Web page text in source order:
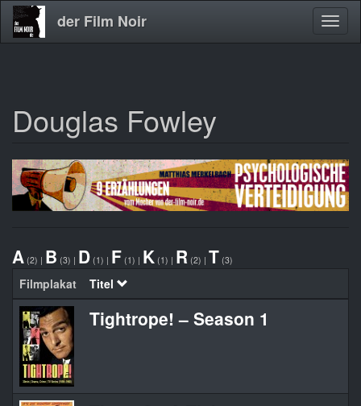
Direkt
zum
der Film Noir
Douglas Fowley
A (2) | B (3) | D (1) | F (1) | K (1) | R (2) | T (3)
Filmplakat Titel
Tightrope! – Season 1